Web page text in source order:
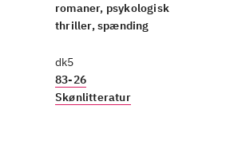
romaner, psykologisk
thriller, spænding
dk5
83-26
Skønlitteratur